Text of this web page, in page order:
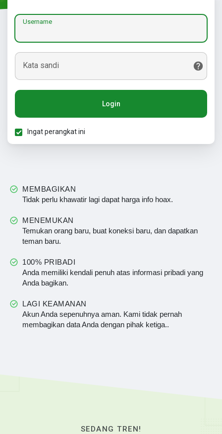
Username
Kata sandi
Login
Ingat perangkat ini
MEMBAGIKAN
Tidak perlu khawatir lagi dapat harga info hoax.
MENEMUKAN
Temukan orang baru, buat koneksi baru, dan dapatkan
teman baru.
100% PRIBADI
Anda memiliki kendali penuh atas informasi pribadi yang
Anda bagikan.
LAGI KEAMANAN
Akun Anda sepenuhnya aman. Kami tidak pernah
membagikan data Anda dengan pihak ketiga..
SEDANG TREN!